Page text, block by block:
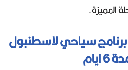
المميزة.
برنامج سياحي لاسطنبول
ايام